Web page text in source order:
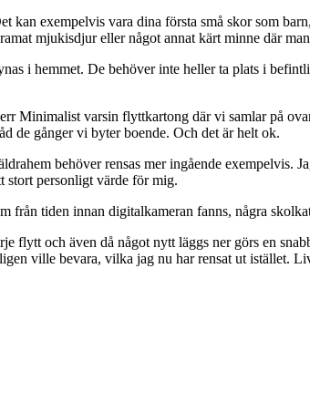
exempelvis vara dina första små skor som
mjukisdjur eller något annat kärt minne där
i hemmet. De behöver inte heller ta plats i
Minimalist varsin flyttkartong där vi samlar på
de gånger vi byter boende. Och det är helt ok.
behöver rensas mer ingående exempelvis.
stort personligt värde för mig.
tiden innan digitalkameran fanns, några
och även då något nytt läggs ner görs en
ville bevara, vilka jag nu har rensat ut istället.